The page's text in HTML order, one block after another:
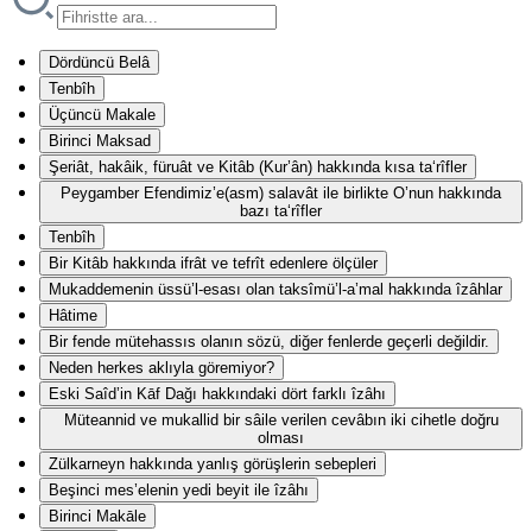
Dördüncü Belâ
Tenbîh
Üçüncü Makale
Birinci Maksad
Şeriât, hakâik, füruât ve Kitâb (Kur’ân) hakkında kısa ta‘rîfler
Peygamber Efendimiz’e(asm) salavât ile birlikte O’nun hakkında
bazı ta‘rîfler
Tenbîh
Bir Kitâb hakkında ifrât ve tefrît edenlere ölçüler
Mukaddemenin üssü’l-esası olan taksîmü’l-a’mal hakkında îzâhlar
Hâtime
Bir fende mütehassıs olanın sözü, diğer fenlerde geçerli değildir.
Neden herkes aklıyla göremiyor?
Eski Saîd’in Kāf Dağı hakkındaki dört farklı îzâhı
Müteannid ve mukallid bir sâile verilen cevâbın iki cihetle doğru
olması
Zülkarneyn hakkında yanlış görüşlerin sebepleri
Beşinci mes’elenin yedi beyit ile îzâhı
Birinci Makāle